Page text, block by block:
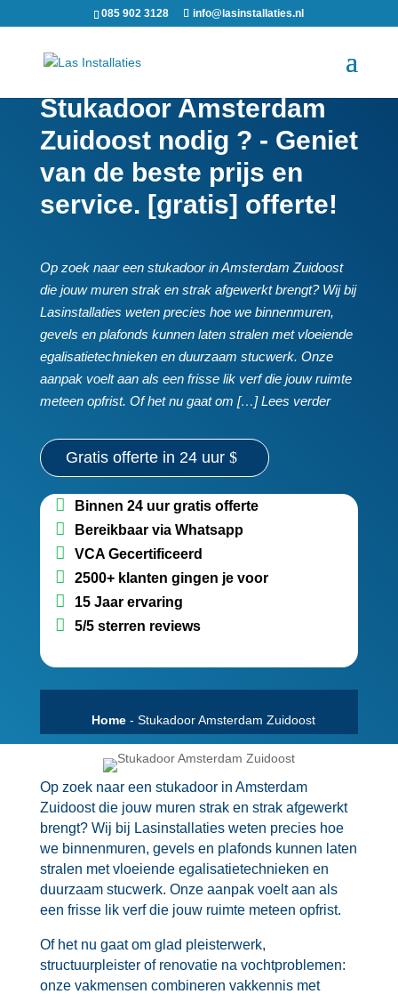
085 902 3128 info@lasinstallaties.nl
Stukadoor Amsterdam
Zuidoost nodig ? - Geniet
van de beste prijs en
service. [gratis] offerte!
Op zoek naar een stukadoor in Amsterdam Zuidoost
die jouw muren strak en strak afgewerkt brengt? Wij bij
Lasinstallaties weten precies hoe we binnenmuren,
gevels en plafonds kunnen laten stralen met vloeiende
egalisatietechnieken en duurzaam stucwerk.​ Onze
aanpak voelt aan als een frisse lik verf die jouw ruimte
meteen opfrist.​ Of het nu gaat om […] Lees verder
Gratis offerte in 24 uur
Binnen 24 uur gratis offerte
Bereikbaar via Whatsapp
VCA Gecertificeerd
2500+ klanten gingen je voor
15 Jaar ervaring
5/5 sterren reviews
Home- Stukadoor Amsterdam Zuidoost
Op zoek naar een stukadoor in Amsterdam
Zuidoost die jouw muren strak en strak afgewerkt
brengt? Wij bij Lasinstallaties weten precies hoe
we binnenmuren, gevels en plafonds kunnen laten
stralen met vloeiende egalisatietechnieken en
duurzaam stucwerk.​ Onze aanpak voelt aan als
een frisse lik verf die jouw ruimte meteen opfrist.​
Of het nu gaat om glad pleisterwerk,
structuurpleister of renovatie na vochtproblemen:
onze vakmensen combineren vakkennis met